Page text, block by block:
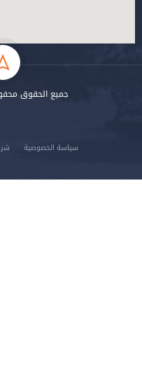
محفوظة جامعة المسيلة - 2024
شروط الاستخدام خارطة الموقع